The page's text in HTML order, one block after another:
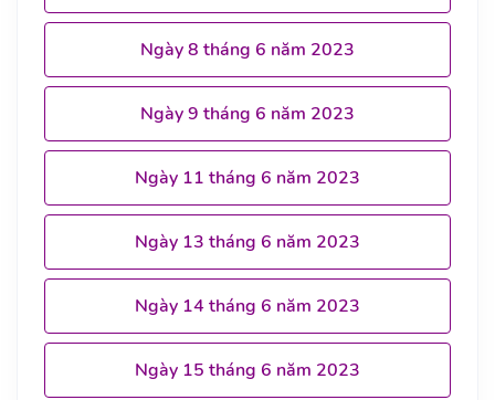
Ngày 8 tháng 6 năm 2023
Ngày 9 tháng 6 năm 2023
Ngày 11 tháng 6 năm 2023
Ngày 13 tháng 6 năm 2023
Ngày 14 tháng 6 năm 2023
Ngày 15 tháng 6 năm 2023